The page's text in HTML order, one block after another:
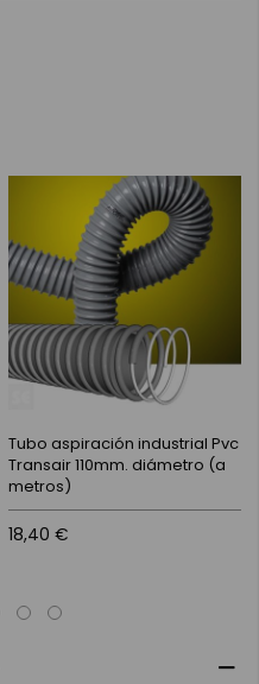
Tubo aspiración industrial Pvc
Transair 110mm. diámetro (a
metros)
18,40 €